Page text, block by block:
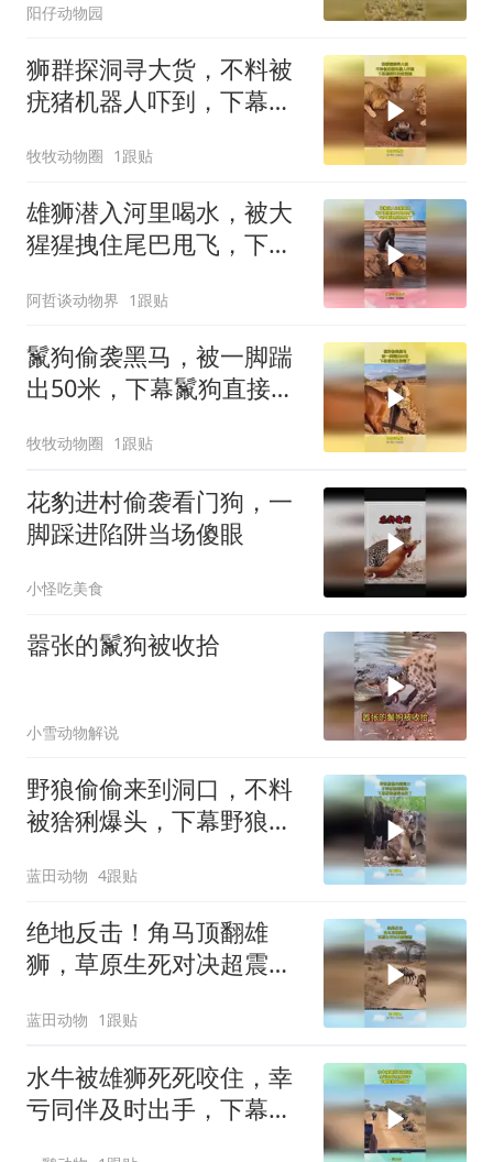
阳仔动物园
狮群探洞寻大货，不料被
疣猪机器人吓到，下幕狮
牧牧动物圈 1跟贴
雄狮潜入河里喝水，被大
猩猩拽住尾巴甩飞，下秒
阿哲谈动物界 1跟贴
鬣狗偷袭黑马，被一脚踹
出50米，下幕鬣狗直接懵
牧牧动物圈 1跟贴
花豹进村偷袭看门狗，一
脚踩进陷阱当场傻眼
小怪吃美食
嚣张的鬣狗被收拾
小雪动物解说
野狼偷偷来到洞口，不料
被猞猁爆头，下幕野狼想
蓝田动物 4跟贴
绝地反击！角马顶翻雄
狮，草原生死对决超震
蓝田动物 1跟贴
水牛被雄狮死死咬住，幸
亏同伴及时出手，下幕雄